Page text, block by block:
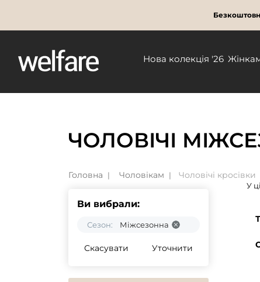
Нова колекція '26
ЧОЛОВІЧІ
Головна Чоловікам Чоловічі кросівки
Ви вибрали:
Сезон: Міжсезонна
Скасувати Уточнити
У